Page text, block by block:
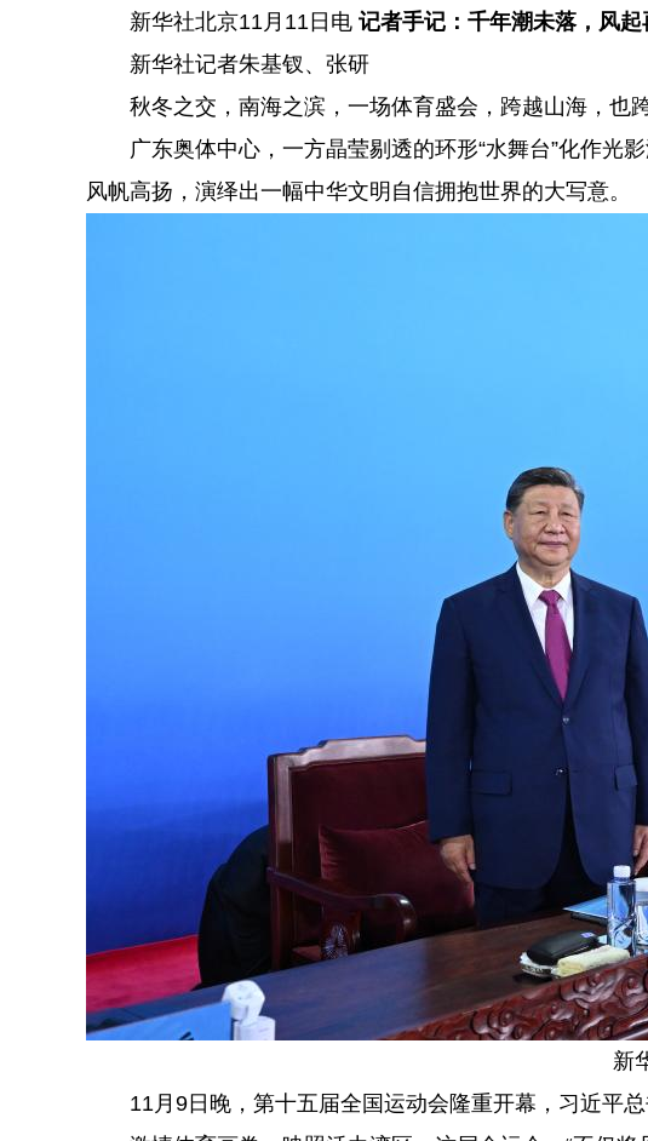
新华社北京11月11日电 记者手记：千年潮未落，
新华社记者朱基钗、张研
秋冬之交，南海之滨，一场体育盛会，跨越山海，也跨
广东奥体中心，一方晶莹剔透的环形“水舞台”化作光
风帆高扬，演绎出一幅中华文明自信拥抱世界的大写意。
新
11月9日晚，第十五届全国运动会隆重开幕，习近平总